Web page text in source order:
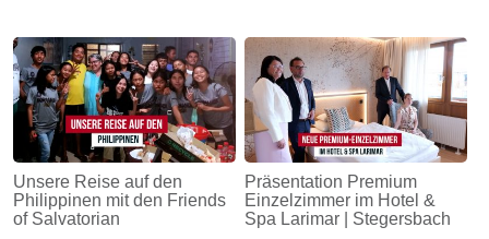
Unsere Reise auf den
Philippinen mit den Friends
of Salvatorian
Präsentation Premium
Einzelzimmer im Hotel &
Spa Larimar | Stegersbach